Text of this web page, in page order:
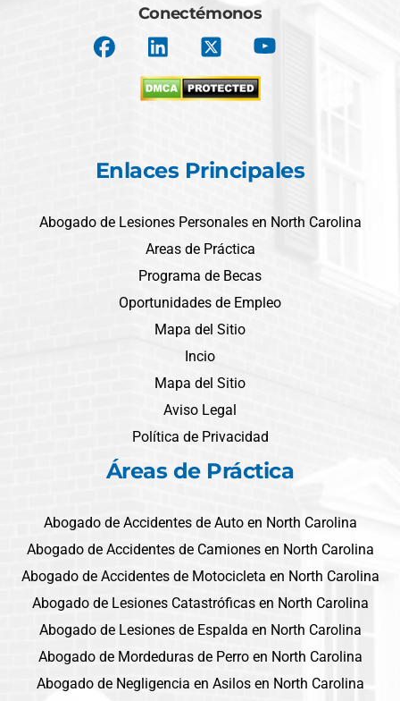
Conectémonos
Enlaces Principales
Abogado de Lesiones Personales en North Carolina
Areas de Práctica
Programa de Becas
Oportunidades de Empleo
Mapa del Sitio
Incio
Mapa del Sitio
Aviso Legal
Política de Privacidad
Áreas de Práctica
Abogado de Accidentes de Auto en North Carolina
Abogado de Accidentes de Camiones en North Carolina
Abogado de Accidentes de Motocicleta en North Carolina
Abogado de Lesiones Catastróficas en North Carolina
Abogado de Lesiones de Espalda en North Carolina
Abogado de Mordeduras de Perro en North Carolina
Abogado de Negligencia en Asilos en North Carolina